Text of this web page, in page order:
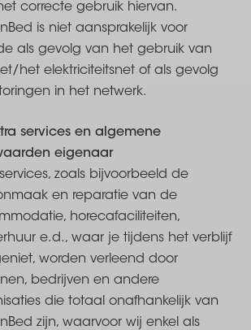
correcte gebruik hiervan.
is niet aansprakelijk voor
als gevolg van het gebruik van
het elektriciteitsnet of als gevolg
in het netwerk.
services en algemene
eigenaar
zoals bijvoorbeeld de
en reparatie van de
horecafaciliteiten,
e.d., waar je tijdens het verblijf
worden verleend door
bedrijven en andere
die totaal onafhankelijk van
zijn, waarvoor wij enkel als